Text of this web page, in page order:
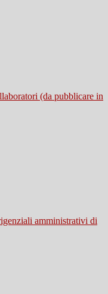
(da pubblicare in
amministrativi di